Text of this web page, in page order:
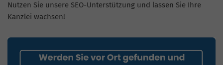
Nutzen Sie unsere SEO-Unterstützung und lassen Sie Ihre
Kanzlei wachsen!